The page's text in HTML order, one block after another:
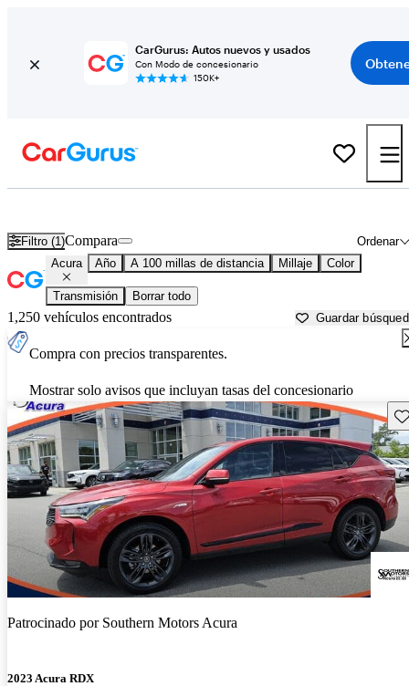
CarGurus: Autos nuevos y usados
Con Modo de concesionario
150K+
Filtro (1) Ordenar
Compara
Acura Año A 100 millas de distancia Millaje Color
Transmisión Borrar todo
1,250 vehículos encontrados Guardar
Compra con precios transparentes.
Mostrar solo avisos que incluyan tasas del concesionario
Patrocinado por Southern Motors Acura
2023 Acura RDX